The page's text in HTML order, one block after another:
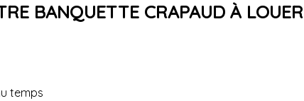
BANQUETTE CRAPAUD À LOUER
temps